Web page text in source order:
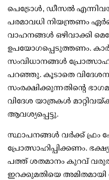
പെട്രോള്‍, ഡീസല്‍
പരമാവധി നിയന്ത്രണം
വാഹനങ്ങള്‍ ഒഴിവാക്കി
ഉപയോഗപ്പെടുത്തണം.
സംവിധാനങ്ങള്‍
പറഞ്ഞു. കൂടാതെ
സംരക്ഷിക്കുന്നതിന്റെ
വിദേശ യാത്രകള്‍
ആവശ്യപ്പെട്ടു.
സ്ഥാപനങ്ങള്‍ വര്‍ക്ക് ഫ്രം
പ്രോത്സാഹിപ്പിക്കണം.
പത്ത് ശതമാനം കുറവ്
ഇറക്കുമതിയെ